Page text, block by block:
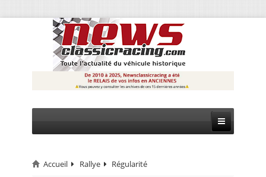
CIRCUIT
Accueil Rallye Régularité